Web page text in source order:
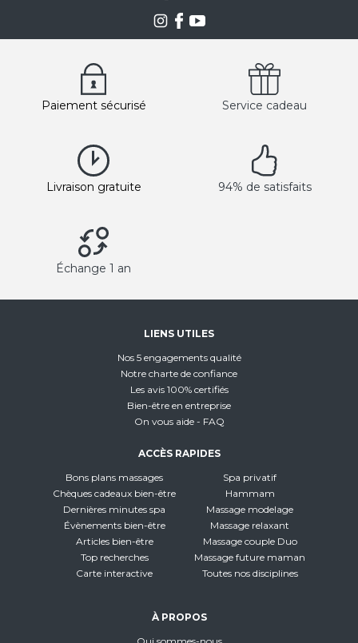
Paiement sécurisé Service cadeau
Livraison gratuite 94% de satisfaits
Échange 1 an
LIENS UTILES
Nos 5 engagements qualité
Notre charte de confiance
Les avis 100% certifiés
Bien-être en entreprise
On vous aide - FAQ
ACCÈS RAPIDES
Bons plans massages
Chèques cadeaux bien-être
Dernières minutes spa
Évènements bien-être
Articles bien-être
Top recherches
Carte interactive
Spa privatif
Hammam
Massage modelage
Massage relaxant
Massage couple Duo
Massage future maman
Toutes nos disciplines
À PROPOS